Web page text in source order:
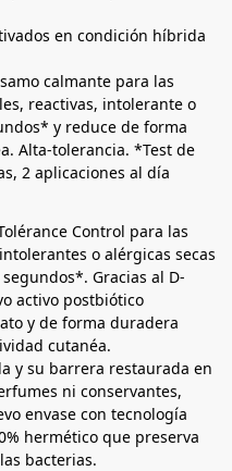
en condición híbrida
calmante para las
reactivas, intolerante o
y reduce de forma
Alta-tolerancia. *Test de
2 aplicaciones al día
Control para las
o alérgicas secas
Gracias al D-
activo postbiótico
y de forma duradera
cutanéa.
y su barrera restaurada en
ni conservantes,
envase con tecnología
hermético que preserva
bacterias.